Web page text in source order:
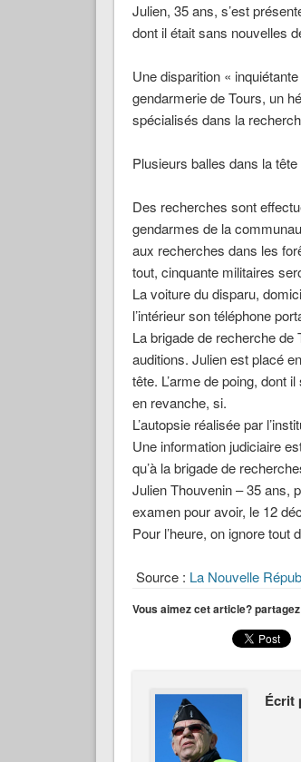
Julien, 35 ans, s’est
dont il était sans nouvelles
Une disparition «
gendarmerie de Tours, un
spécialisés dans la
Plusieurs balles dans la tête
Des recherches sont
gendarmes de la
aux recherches dans les
tout, cinquante militaires
La voiture du disparu,
l’intérieur son téléphone
La brigade de recherche de
auditions. Julien est placé
tête. L’arme de poing, dont
en revanche, si.
L’autopsie réalisée par
Une information judiciaire
qu’à la brigade de
Julien Thouvenin – 35 ans,
examen pour avoir, le 12
Pour l’heure, on ignore tout
Source : La Nouvelle
Vous aimez cet article?
Écrit